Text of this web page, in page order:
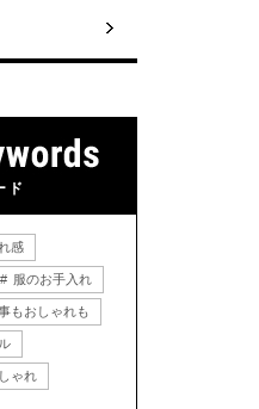
ド
感
服のお手入れ
もおしゃれも
ゃれ